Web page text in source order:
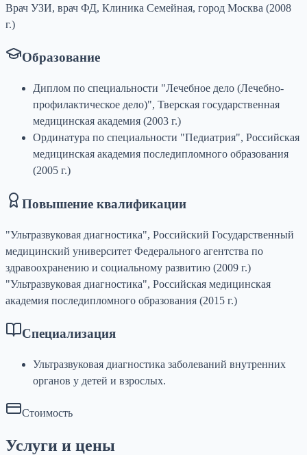
Врач УЗИ, врач ФД, Клиника Семейная, город Москва (2008
г.)
Образование
Диплом по специальности "Лечебное дело (Лечебно-
профилактическое дело)", Тверская государственная
медицинская академия (2003 г.)
Ординатура по специальности "Педиатрия", Российская
медицинская академия последипломного образования
(2005 г.)
Повышение квалификации
"Ультразвуковая диагностика", Российский Государственный
медицинский университет Федерального агентства по
здравоохранению и социальному развитию (2009 г.)
"Ультразвуковая диагностика", Российская медицинская
академия последипломного образования (2015 г.)
Специализация
Ультразвуковая диагностика заболеваний внутренних
органов у детей и взрослых.
Стоимость
Услуги и цены